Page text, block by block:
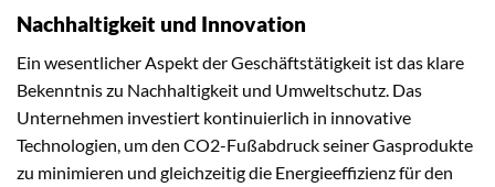
Nachhaltigkeit und Innovation
Ein wesentlicher Aspekt der Geschäftstätigkeit ist das klare
Bekenntnis zu Nachhaltigkeit und Umweltschutz. Das
Unternehmen investiert kontinuierlich in innovative
Technologien, um den CO2-Fußabdruck seiner Gasprodukte
zu minimieren und gleichzeitig die Energieeffizienz für den